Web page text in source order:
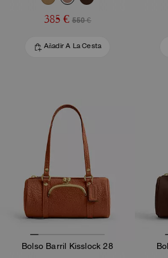
385 € 550 €
Añadir A La Cesta
Bolso Barril Kisslock 28